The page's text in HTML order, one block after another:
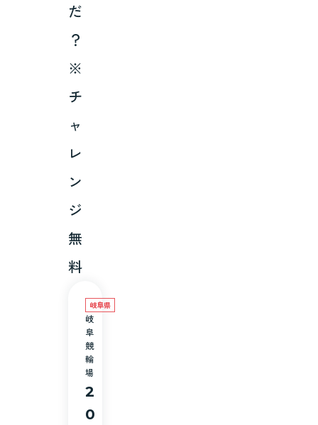
だ
？
※
チ
ャ
レ
ン
ジ
無
料
岐阜県
岐
阜
競
輪
場
2
0